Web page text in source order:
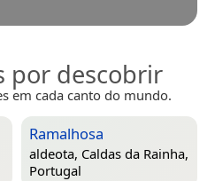
por descobrir
em cada canto do mundo.
Ramalhosa
aldeota, Caldas da Rainha,
Portugal